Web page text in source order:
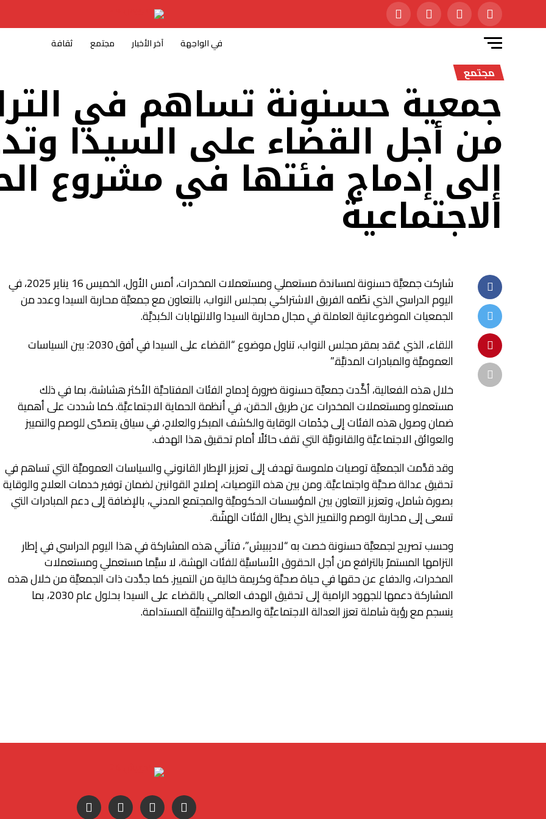
في الواجهة آخر الأخبار مجتمع ثقافة
مجتمع
جمعية حسنونة تساهم في
من أجل القضاء على السيدا
إلى إدماج فئتها في مشروع
الاجتماعية
شاركت جمعيَّة حسنونة لمساندة مستعملي ومستعملات المخدرات، أمس الأول، الخميس 16 يناير 2025، في
اليوم الدراسي الذي نظّمه الفريق الاشتراكي بمجلس النواب، بالتعاون مع جمعيَّة محاربة السيدا وعدد من
الجمعيات الموضوعاتية العاملة في مجال محاربة السيدا والالتهابات الكبديَّة.
اللقاء، الذي عُقد بمقر مجلس النواب، تناول موضوع “القضاء على السيدا في أفق 2030: بين السياسات
العموميَّة والمبادرات المدنيَّة.”
خلال هذه الفعالية، أكَّدت جمعيَّة حسنونة ضرورة إدماج الفئات المفتاحيَّة الأكثر هشاشة، بما في ذلك
مستعملو ومستعملات المخدرات عن طريق الحقن، في أنظمة الحماية الاجتماعيَّة. كما شددت على أهمية
ضمان وصول هذه الفئات إلى خِدْمات الوقاية والكشف المبكر والعلاج، في سياق يتصدّى للوصم والتمييز
والعوائق الاجتماعيَّة والقانونيَّة التي تقف حائلًا أمام تحقيق هذا الهدف.
وقد قدَّمت الجمعيَّة توصيات ملموسة تهدف إلى تعزيز الإطار القانوني والسياسات العموميَّة التي تساهم في
تحقيق عدالة صحيَّة واجتماعيَّة. ومن بين هذه التوصيات، إصلاح القوانين لضمان توفير خدمات العلاج والوقاية
بصورة شامل، وتعزيز التعاون بين المؤسسات الحكوميَّة والمجتمع المدني، بالإضافة إلى دعم المبادرات التي
تسعى إلى محاربة الوصم والتمييز الذي يطال الفئات الهشّة.
وحسب تصريح لجمعيَّة حسنونة خصت به “لاديبيش”، فتأتي هذه المشاركة في هذا اليوم الدراسي في إطار
التزامها المستمرّ بالترافع من أجل الحقوق الأساسيَّة للفئات الهشة، لا سيَّما مستعملي ومستعملات
المخدرات، والدفاع عن حقها في حياة صحيَّة وكريمة خالية من التمييز. كما جدَّدت ذات الجمعيَّة من خلال هذه
المشاركة دعمها للجهود الرامية إلى تحقيق الهدف العالمي بالقضاء على السيدا بحلول عام 2030، بما
ينسجم مع رؤية شاملة تعزز العدالة الاجتماعيَّة والصحيَّة والتنميَّة المستدامة.